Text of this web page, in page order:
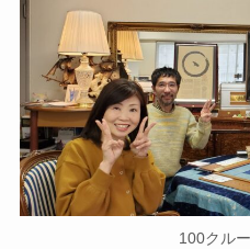
100クル